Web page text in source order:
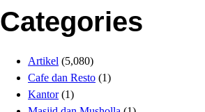
Categories
Artikel (5,080)
Cafe dan Resto (1)
Kantor(1)